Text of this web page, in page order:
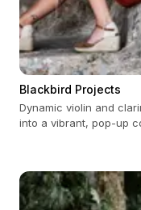
Blackbird Projects
Dynamic violin and
into a vibrant, pop-up